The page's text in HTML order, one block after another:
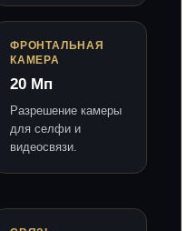
ФРОНТАЛЬНАЯ
КАМЕРА
20 Мп
Разрешение камеры
для селфи и
видеосвязи.